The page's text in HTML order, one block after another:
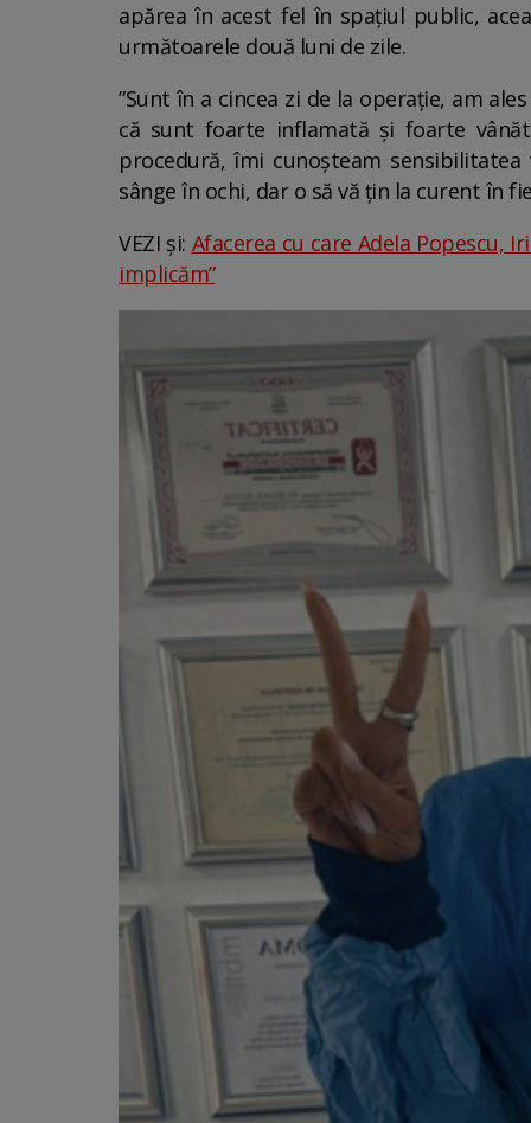
apărea în acest fel în spațiul public,
următoarele două luni de zile.
”Sunt în a cincea zi de la operație, am
că sunt foarte inflamată și foarte
procedură, îmi cunoșteam
sânge în ochi, dar o să vă țin la curent în
VEZI și: Afacerea cu care Adela Popescu,
implicăm”